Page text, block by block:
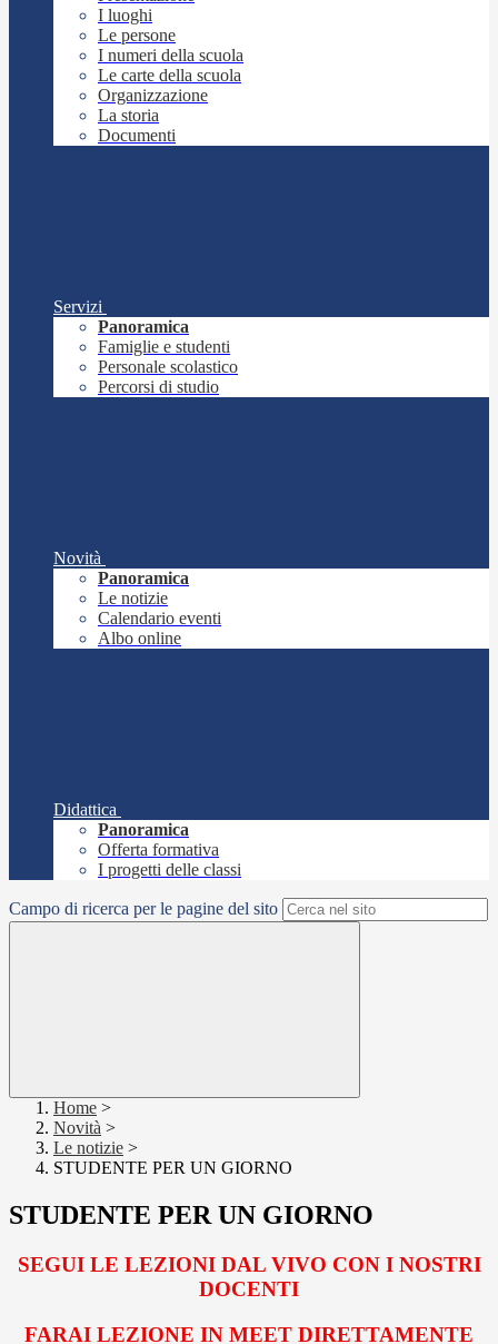
I luoghi
Le persone
I numeri della scuola
Le carte della scuola
Organizzazione
La storia
Documenti
Servizi
Panoramica
Famiglie e studenti
Personale scolastico
Percorsi di studio
Novità
Panoramica
Le notizie
Calendario eventi
Albo online
Didattica
Panoramica
Offerta formativa
I progetti delle classi
Campo di ricerca per le pagine del sito
Home >
Novità >
Le notizie >
STUDENTE PER UN GIORNO
STUDENTE PER UN GIORNO
SEGUI LE LEZIONI DAL VIVO CON I NOSTRI
DOCENTI
FARAI LEZIONE IN MEET DIRETTAMENTE